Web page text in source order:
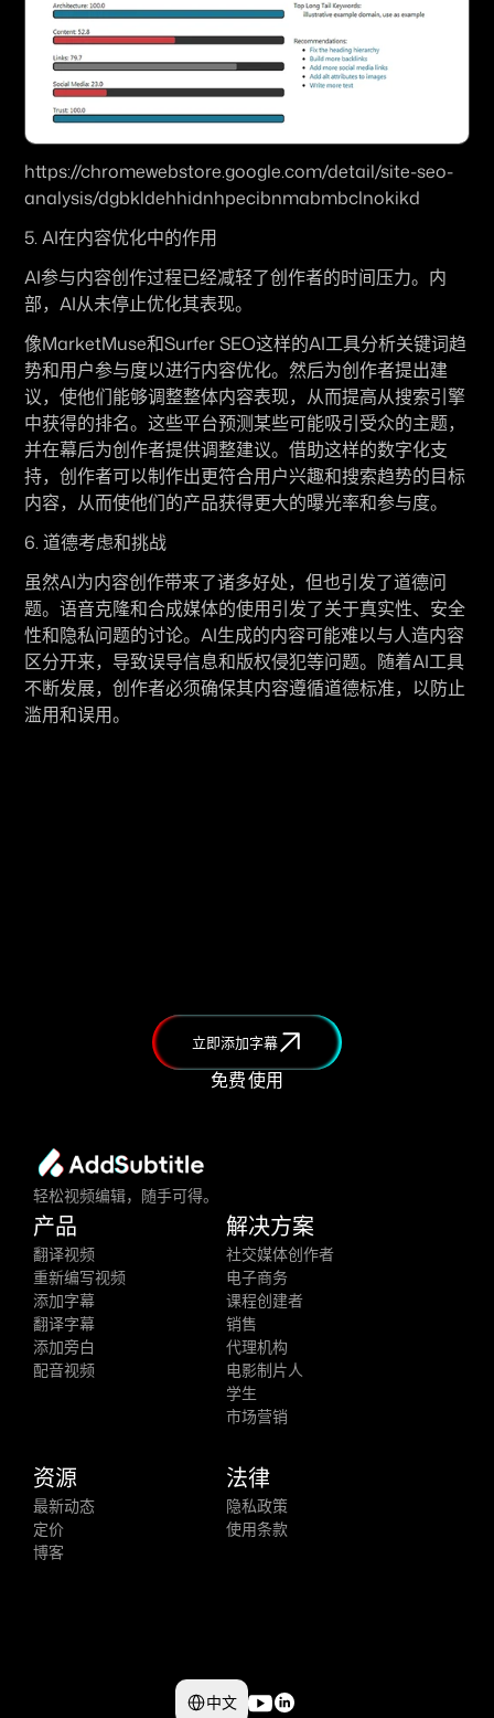
https://chromewebstore.google.com/detail/site-seo-
analysis/dgbkldehhidnhpecibnmabmbclnokikd
5. AI在内容优化中的作用
AI参与内容创作过程已经减轻了创作者的时间压力。内
部，AI从未停止优化其表现。
像MarketMuse和Surfer SEO这样的AI工具分析关键词趋
势和用户参与度以进行内容优化。然后为创作者提出建
议，使他们能够调整整体内容表现，从而提高从搜索引擎
中获得的排名。这些平台预测某些可能吸引受众的主题，
并在幕后为创作者提供调整建议。借助这样的数字化支
持，创作者可以制作出更符合用户兴趣和搜索趋势的目标
内容，从而使他们的产品获得更大的曝光率和参与度。
6. 道德考虑和挑战
虽然AI为内容创作带来了诸多好处，但也引发了道德问
题。语音克隆和合成媒体的使用引发了关于真实性、安全
性和隐私问题的讨论。AI生成的内容可能难以与人造内容
区分开来，导致误导信息和版权侵犯等问题。随着AI工具
不断发展，创作者必须确保其内容遵循道德标准，以防止
滥用和误用。
立即添加字幕
免费 使用
轻松视频编辑，随手可得。
产品
翻译视频
重新编写视频
添加字幕
翻译字幕
添加旁白
配音视频
解决方案
社交媒体创作者
电子商务
课程创建者
销售
代理机构
电影制片人
学生
市场营销
资源
最新动态
定价
博客
法律
隐私政策
使用条款
Select Language
中文